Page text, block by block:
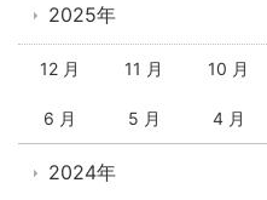
2025年
12 月 11 月 10 月
6 月 5 月 4 月
2024年